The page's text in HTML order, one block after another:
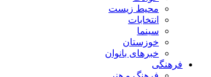
محیط زیست
انتخابات
سینما
خوزستان
خبرهای بانوان
فرهنگی